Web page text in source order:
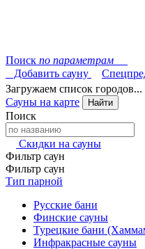
Поиск по параметрам
Добавить сауну
Загружаем список
Сауны на карте
Найти
Поиск
Скидки на сауны
Фильтр саун
Фильтр саун
Тип парной
Русские бани
Финские сауны
Турецкие бани
Инфракрасные сауны